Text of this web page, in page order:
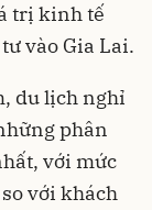
trị kinh tế
vào Gia Lai.
du lịch nghỉ
phân
với mức
với khách